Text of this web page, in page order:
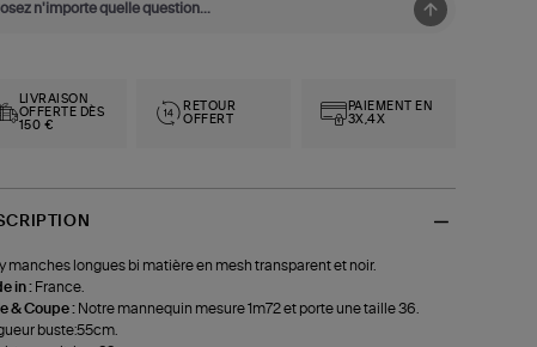
LIVRAISON
OFFERTE DÈS
150 €
RETOUR
OFFERT
PAIEMENT EN
3X,4X
manches longues bi matière en mesh transparent et noir.
in : France.
& Coupe : Notre mannequin mesure 1m72 et porte une taille 36.
buste:55cm.